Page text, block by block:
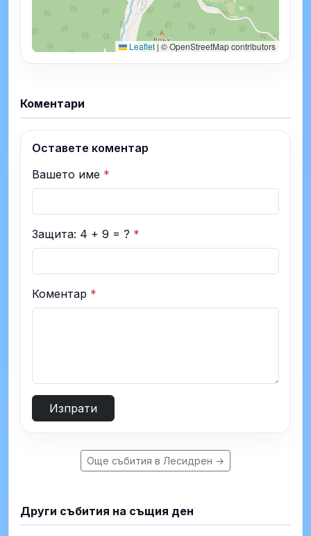
Leaflet |© OpenStreetMap contributors
Коментари
Оставете коментар
Вашето име *
Защита: 4 + 9 = ? *
Коментар *
Изпрати
Още събития в Лесидрен →
Други събития на същия ден